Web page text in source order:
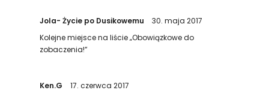
Jola- Życie po Dusikowemu
30. maja 2017
Kolejne miejsce na liście „Obowiązkowe do
zobaczenia!”
Ken.G
17. czerwca 2017